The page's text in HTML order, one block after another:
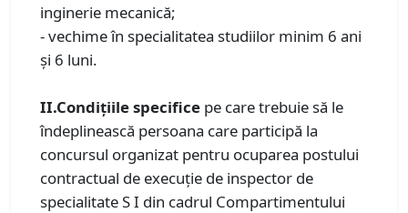
inginerie mecanică;
- vechime în specialitatea studiilor minim 6 ani
și 6 luni.
II.Condiţiile specifice pe care trebuie să le
îndeplinească persoana care participă la
concursul organizat pentru ocuparea postului
contractual de execuţie de inspector de
specialitate S I din cadrul Compartimentului